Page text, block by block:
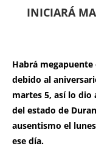
INICIARÁ
Habrá
debido al
martes 5, así lo dio
del estado de
ausentismo el
ese día.